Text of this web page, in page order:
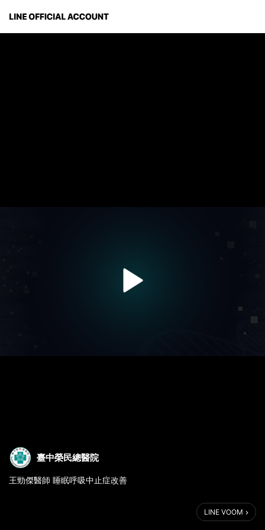
臺中榮民總醫院
王勁傑醫師 睡眠呼吸中止症改善
LINE VOOM